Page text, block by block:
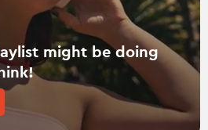
might be doing